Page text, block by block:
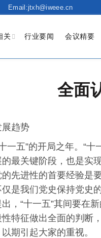
Email:jtxh@iweee.cn
关 行业要闻 会议精要
全面
趋势
一五”的开局之年。“
最关键阶段，也是实
先进性的首要经验是
是我们党史保持党史
，“十一五”其间要在
特征做出全面的判断
期引起大家的重视。